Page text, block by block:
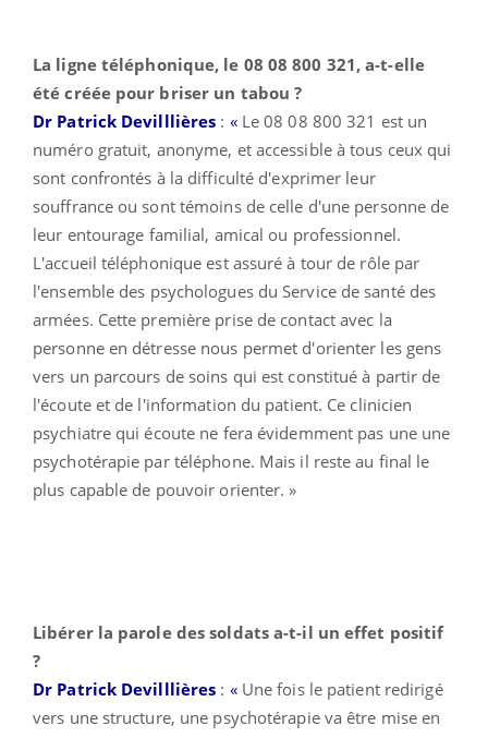
La ligne téléphonique, le 08 08 800 321, a-t-elle
été créée pour briser un tabou ?
Dr Patrick Devilllières : «Le 08 08 800 321 est un
numéro gratuit, anonyme, et accessible à tous ceux qui
sont confrontés à la difficulté d'exprimer leur
souffrance ou sont témoins de celle d'une personne de
leur entourage familial, amical ou professionnel.
L'accueil téléphonique est assuré à tour de rôle par
l'ensemble des psychologues du Service de santé des
armées. Cette première prise de contact avec la
personne en détresse nous permet d'orienter les gens
vers un parcours de soins qui est constitué à partir de
l'écoute et de l'information du patient. Ce clinicien
psychiatre qui écoute ne fera évidemment pas une une
psychotérapie par téléphone. Mais il reste au final le
plus capable de pouvoir orienter. »
Libérer la parole des soldats a-t-il un effet positif
?
Dr Patrick Devilllières : «Une fois le patient redirigé
vers une structure, une psychotérapie va être mise en